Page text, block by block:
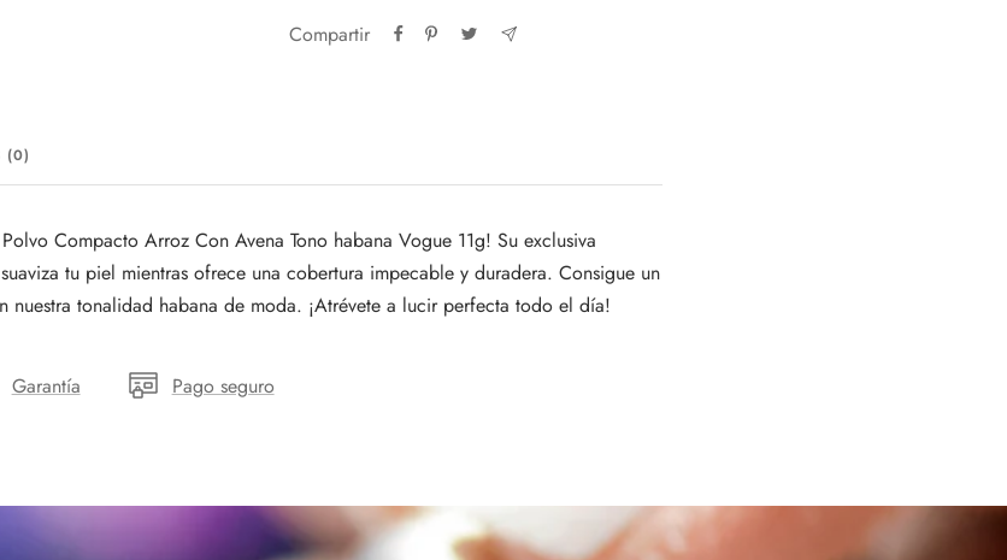
Compartir
(0)
Compacto Arroz Con Avena Tono habana Vogue 11g! Su exclusiva
tu piel mientras ofrece una cobertura impecable y duradera. Consigue un
nuestra tonalidad habana de moda. ¡Atrévete a lucir perfecta todo el día!
Garantía Pago seguro